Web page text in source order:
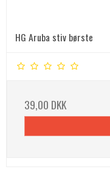
HG Aruba stiv børste
39,00 DKK